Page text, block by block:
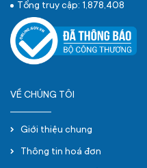
Tổng truy cập: 1,878,408
VỀ CHÚNG TÔI
Giới thiệu chung
Thông tin hoá đơn